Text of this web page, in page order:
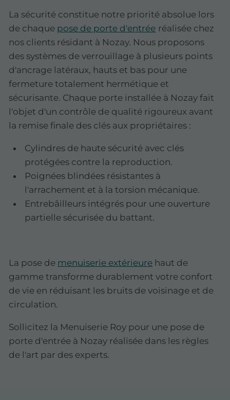
La sécurité constitue notre priorité absolue lors
de chaque pose de porte d'entrée réalisée chez
nos clients résidant à Nozay. Nous proposons
des systèmes de verrouillage à plusieurs points
d'ancrage latéraux, hauts et bas pour une
fermeture totalement hermétique et
sécurisante. Chaque porte installée à Nozay fait
l'objet d'un contrôle de qualité rigoureux avant
la remise finale des clés aux propriétaires :
Cylindres de haute sécurité avec clés
protégées contre la reproduction.
Poignées blindées résistantes à
l'arrachement et à la torsion mécanique.
Entrebâilleurs intégrés pour une ouverture
partielle sécurisée du battant.
La pose de menuiserie extérieure haut de
gamme transforme durablement votre confort
de vie en réduisant les bruits de voisinage et de
circulation.
Sollicitez la Menuiserie Roy pour une pose de
porte d'entrée à Nozay réalisée dans les règles
de l'art par des experts.